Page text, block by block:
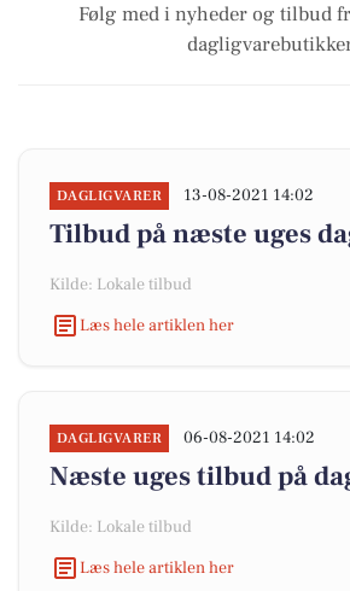
Følg med i nyheder og tilbud
DAGLIGVARER 13-08-2021 14:02
Tilbud på næste uges
Kilde: Lokale tilbud
Læs hele artiklen her
DAGLIGVARER 06-08-2021 14:02
Næste uges tilbud på
Kilde: Lokale tilbud
Læs hele artiklen her